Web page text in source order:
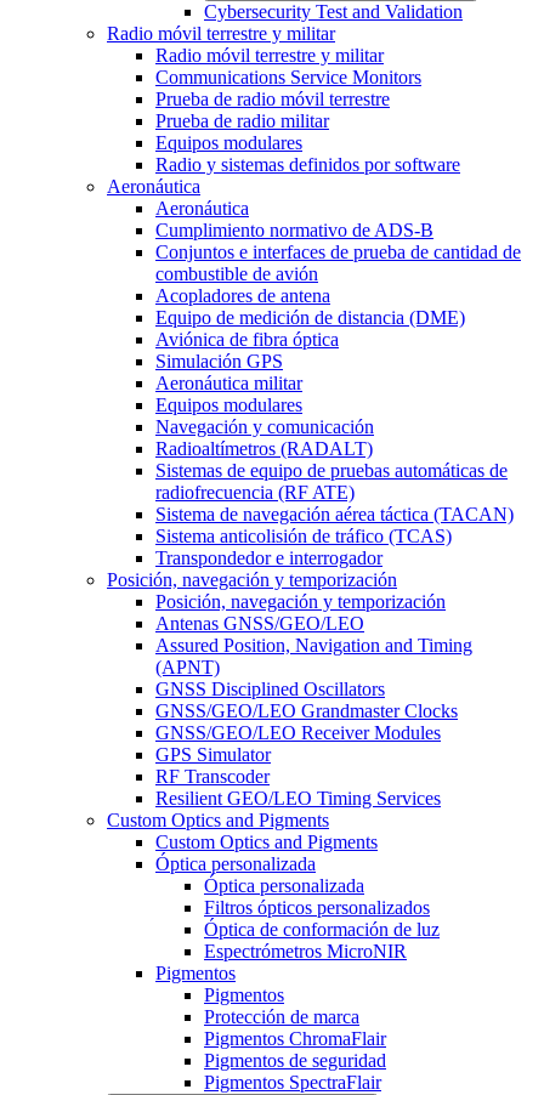
Cybersecurity Test and Validation
Radio móvil terrestre y militar
Radio móvil terrestre y militar
Communications Service Monitors
Prueba de radio móvil terrestre
Prueba de radio militar
Equipos modulares
Radio y sistemas definidos por software
Aeronáutica
Aeronáutica
Cumplimiento normativo de ADS-B
Conjuntos e interfaces de prueba de cantidad de
combustible de avión
Acopladores de antena
Equipo de medición de distancia (DME)
Aviónica de fibra óptica
Simulación GPS
Aeronáutica militar
Equipos modulares
Navegación y comunicación
Radioaltímetros (RADALT)
Sistemas de equipo de pruebas automáticas de
radiofrecuencia (RF ATE)
Sistema de navegación aérea táctica (TACAN)
Sistema anticolisión de tráfico (TCAS)
Transpondedor e interrogador
Posición, navegación y temporización
Posición, navegación y temporización
Antenas GNSS/GEO/LEO
Assured Position, Navigation and Timing
(APNT)
GNSS Disciplined Oscillators
GNSS/GEO/LEO Grandmaster Clocks
GNSS/GEO/LEO Receiver Modules
GPS Simulator
RF Transcoder
Resilient GEO/LEO Timing Services
Custom Optics and Pigments
Custom Optics and Pigments
Óptica personalizada
Óptica personalizada
Filtros ópticos personalizados
Óptica de conformación de luz
Espectrómetros MicroNIR
Pigmentos
Pigmentos
Protección de marca
Pigmentos ChromaFlair
Pigmentos de seguridad
Pigmentos SpectraFlair